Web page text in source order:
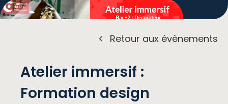
Retour aux évènements
Atelier immersif :
Formation design